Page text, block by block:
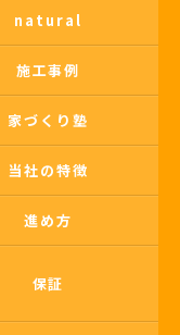
natural
施工事例
家づくり塾
当社の特徴
進め方
保証